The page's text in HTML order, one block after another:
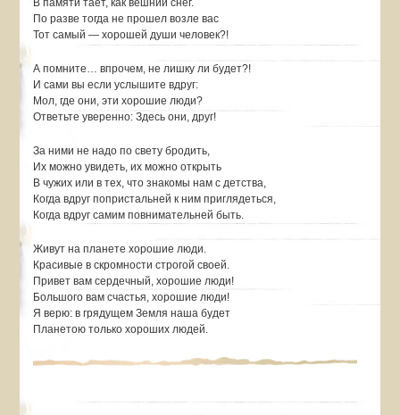
В памяти тает, как вешний снег.
По разве тогда не прошел возле вас
Тот самый — хорошей души человек?!
А помните… впрочем, не лишку ли будет?!
И сами вы если услышите вдруг:
Мол, где они, эти хорошие люди?
Ответьте уверенно: Здесь они, друг!
За ними не надо по свету бродить,
Их можно увидеть, их можно открыть
В чужих или в тех, что знакомы нам с детства,
Когда вдруг попристальней к ним приглядеться,
Когда вдруг самим повнимательней быть.
Живут на планете хорошие люди.
Красивые в скромности строгой своей.
Привет вам сердечный, хорошие люди!
Большого вам счастья, хорошие люди!
Я верю: в грядущем Земля наша будет
Планетою только хороших людей.